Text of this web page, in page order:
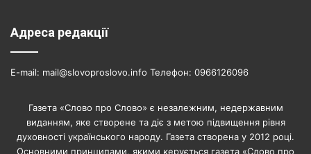
Адреса редакції
E-mail: mail@slovoproslovo.info Телефон: 0966126096
Газета «Слово про Слово» є незалежним, недержавним
виданням, яке створене та діє з метою підвищення рівня
духовності українського народу. Газета створена у 2012 році.
Основними принципами, якими керується газета «Слово про